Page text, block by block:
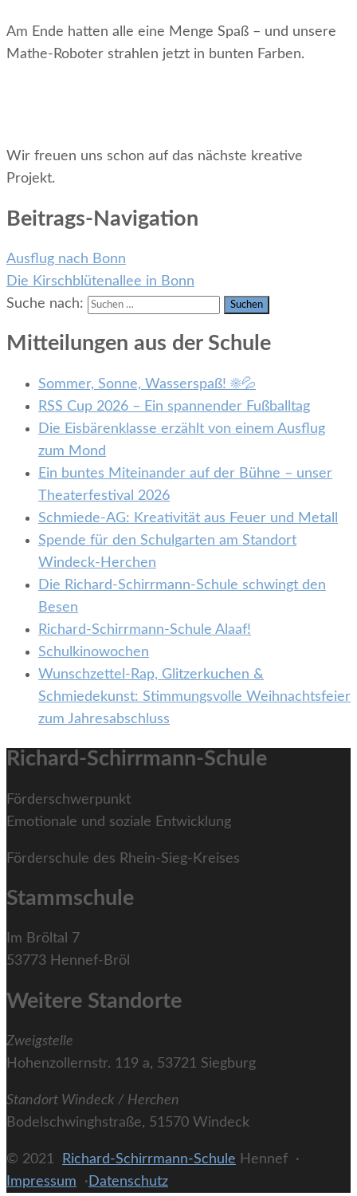
Am Ende hatten alle eine Menge Spaß – und unsere
Mathe-Roboter strahlen jetzt in bunten Farben.
Wir freuen uns schon auf das nächste kreative
Projekt.
Beitrags-Navigation
Ausflug nach Bonn
Die Kirschblütenallee in Bonn
Suche nach:
Mitteilungen aus der Schule
Sommer, Sonne, Wasserspaß! ☀️💦
RSS Cup 2026 – Ein spannender Fußballtag
Die Eisbärenklasse erzählt von einem Ausflug
zum Mond
Ein buntes Miteinander auf der Bühne – unser
Theaterfestival 2026
Schmiede-AG: Kreativität aus Feuer und Metall
Spende für den Schulgarten am Standort
Windeck-Herchen
Die Richard-Schirrmann-Schule schwingt den
Besen
Richard-Schirrmann-Schule Alaaf!
Schulkinowochen
Wunschzettel-Rap, Glitzerkuchen &
Schmiedekunst: Stimmungsvolle Weihnachtsfeier
zum Jahresabschluss
Richard-Schirrmann-Schule
Förderschwerpunkt
Emotionale und soziale Entwicklung
Förderschule des Rhein-Sieg-Kreises
Stammschule
Im Bröltal 7
53773 Hennef-Bröl
Weitere Standorte
Zweigstelle
Hohenzollernstr. 119 a, 53721 Siegburg
Standort Windeck / Herchen
Bodelschwinghstraße, 51570 Windeck
© 2021 Richard-Schirrmann-Schule Hennef ·
Impressum · Datenschutz